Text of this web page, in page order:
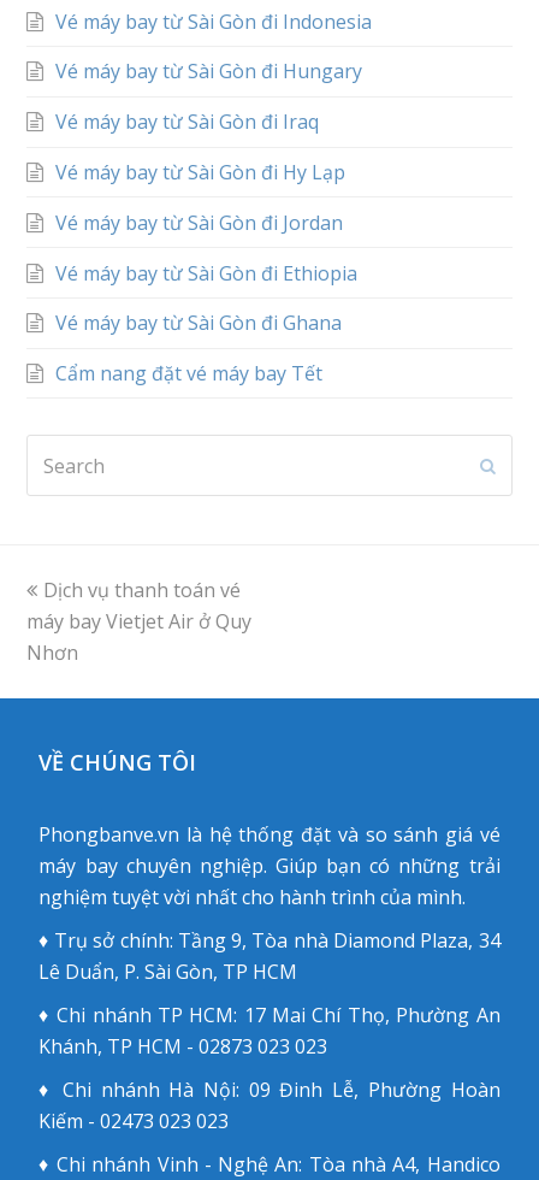
Vé máy bay từ Sài Gòn đi Indonesia
Vé máy bay từ Sài Gòn đi Hungary
Vé máy bay từ Sài Gòn đi Iraq
Vé máy bay từ Sài Gòn đi Hy Lạp
Vé máy bay từ Sài Gòn đi Jordan
Vé máy bay từ Sài Gòn đi Ethiopia
Vé máy bay từ Sài Gòn đi Ghana
Cẩm nang đặt vé máy bay Tết
previous
post:
Dịch vụ thanh toán vé
máy bay Vietjet Air ở Quy
Nhơn
VỀ CHÚNG TÔI
Phongbanve.vn là hệ thống đặt và so sánh giá vé
máy bay chuyên nghiệp. Giúp bạn có những trải
nghiệm tuyệt vời nhất cho hành trình của mình.
♦ Trụ sở chính: Tầng 9, Tòa nhà Diamond Plaza, 34
Lê Duẩn, P. Sài Gòn, TP HCM
♦ Chi nhánh TP HCM: 17 Mai Chí Thọ, Phường An
Khánh, TP HCM - 02873 023 023
♦ Chi nhánh Hà Nội: 09 Đinh Lễ, Phường Hoàn
Kiếm - 02473 023 023
♦ Chi nhánh Vinh - Nghệ An: Tòa nhà A4, Handico